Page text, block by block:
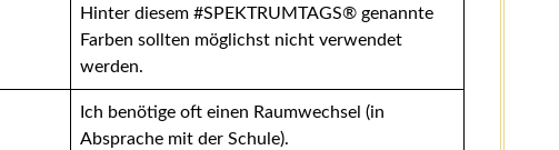
Hinter diesem #SPEKTRUMTAGS® genannte
Farben sollten möglichst nicht verwendet
werden.
Ich benötige oft einen Raumwechsel (in
Absprache mit der Schule).